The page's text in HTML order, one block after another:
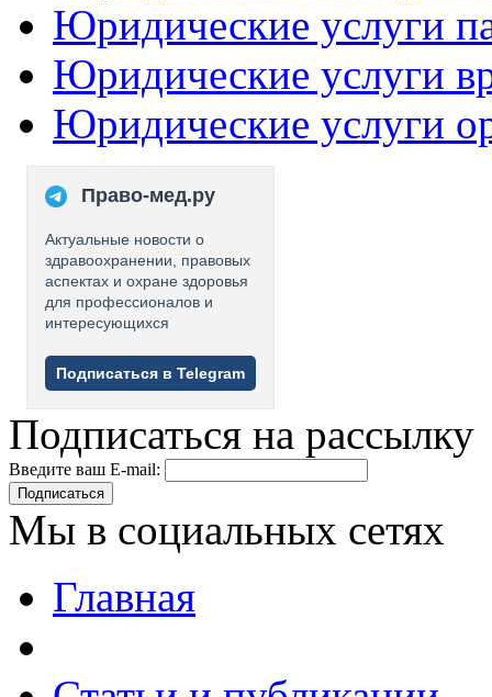
Юридические услуги
Юридические услуги
Юридические услуги
Право-мед.ру
Актуальные новости о
здравоохранении, правовых
аспектах и охране здоровья
для профессионалов и
интересующихся
Подписаться в Telegram
Подписаться на рассылку
Введите ваш E-mail:
Подписаться
Мы в социальных сетях
Главная